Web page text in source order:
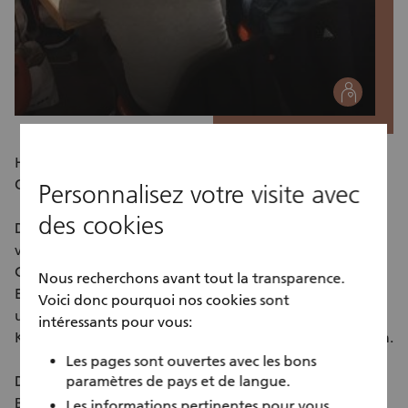
social
HelloWelcome betreibt in Luzern im Bundeshaus einen
Ort der Begegnung für Geflüchtete und Einheimische.
Das Herzstück bildet der offene Treff, daneben gibt es
verschiedenste Angebote NähTreff, FrauenTreff,
ComputerTreff, Malen und Gestalten,
Englischkonversation, Plaudernachmittag, juristische
und soziale Beratung, LernAtelier, HelloWelcome im
Kleintheater, Länderabende und HelloWelcome-Garten.
Das Angebot von HelloWelcome orientiert sich an den
Bedürfnissen und Ressourcen der Besucher und
Personnalisez votre visite avec
des cookies
Nous recherchons avant tout la transparence.
Voici donc pourquoi nos cookies sont
intéressants pour vous:
Les pages sont ouvertes avec les bons
paramètres de pays et de langue.